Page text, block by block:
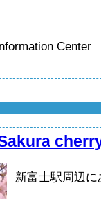
Center
新富士駅周辺